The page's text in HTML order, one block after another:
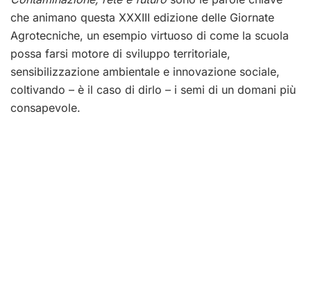
che animano questa XXXIII edizione delle Giornate
Agrotecniche, un esempio virtuoso di come la scuola
possa farsi motore di sviluppo territoriale,
sensibilizzazione ambientale e innovazione sociale,
coltivando – è il caso di dirlo – i semi di un domani più
consapevole.